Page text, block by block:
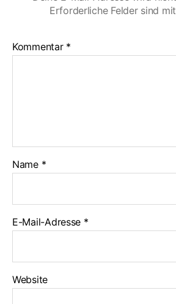
Erforderliche Felder sind mit
Kommentar *
Name *
E-Mail-Adresse *
Website